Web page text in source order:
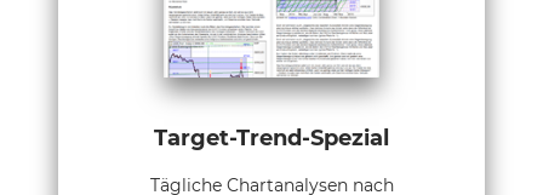
Target-Trend-Spezial
Tägliche Chartanalysen nach